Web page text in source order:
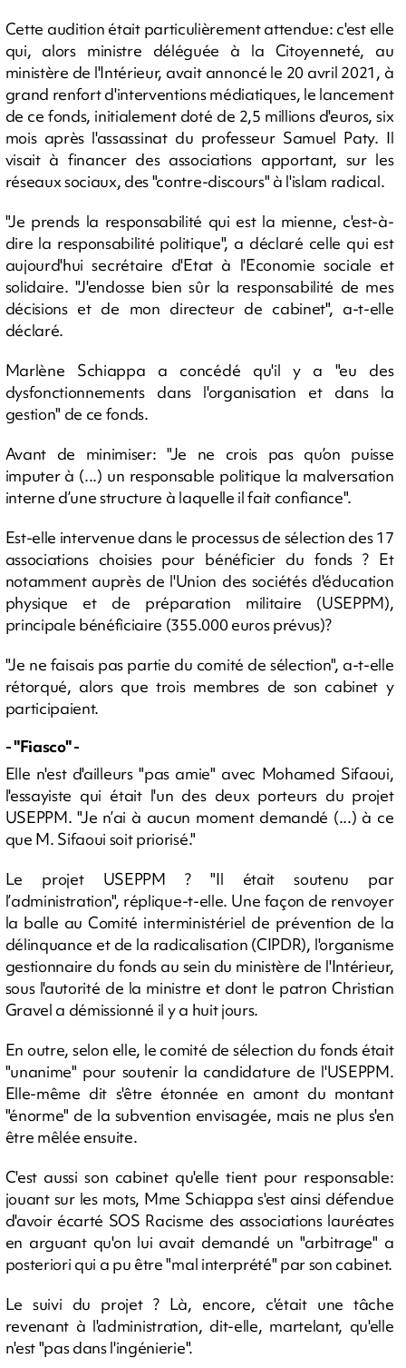
Cette audition était particulièrement attendue: c'est elle
qui, alors ministre déléguée à la Citoyenneté, au
ministère de l'Intérieur, avait annoncé le 20 avril 2021, à
grand renfort d'interventions médiatiques, le lancement
de ce fonds, initialement doté de 2,5 millions d'euros, six
mois après l'assassinat du professeur Samuel Paty. Il
visait à financer des associations apportant, sur les
réseaux sociaux, des "contre-discours" à l'islam radical.
"Je prends la responsabilité qui est la mienne, c'est-à-
dire la responsabilité politique", a déclaré celle qui est
aujourd'hui secrétaire d'Etat à l'Economie sociale et
solidaire. "J'endosse bien sûr la responsabilité de mes
décisions et de mon directeur de cabinet", a-t-elle
déclaré.
Marlène Schiappa a concédé qu'il y a "eu des
dysfonctionnements dans l'organisation et dans la
gestion" de ce fonds.
Avant de minimiser: "Je ne crois pas qu’on puisse
imputer à (...) un responsable politique la malversation
interne d’une structure à laquelle il fait confiance".
Est-elle intervenue dans le processus de sélection des 17
associations choisies pour bénéficier du fonds ? Et
notamment auprès de l'Union des sociétés d'éducation
physique et de préparation militaire (USEPPM),
principale bénéficiaire (355.000 euros prévus)?
"Je ne faisais pas partie du comité de sélection", a-t-elle
rétorqué, alors que trois membres de son cabinet y
participaient.
- "Fiasco" -
Elle n'est d'ailleurs "pas amie" avec Mohamed Sifaoui,
l'essayiste qui était l'un des deux porteurs du projet
USEPPM. "Je n’ai à aucun moment demandé (...) à ce
que M. Sifaoui soit priorisé."
Le projet USEPPM ? "Il était soutenu par
l’administration", réplique-t-elle. Une façon de renvoyer
la balle au Comité interministériel de prévention de la
délinquance et de la radicalisation (CIPDR), l'organisme
gestionnaire du fonds au sein du ministère de l'Intérieur,
sous l'autorité de la ministre et dont le patron Christian
Gravel a démissionné il y a huit jours.
En outre, selon elle, le comité de sélection du fonds était
"unanime" pour soutenir la candidature de l'USEPPM.
Elle-même dit s'être étonnée en amont du montant
"énorme" de la subvention envisagée, mais ne plus s'en
être mêlée ensuite.
C'est aussi son cabinet qu'elle tient pour responsable:
jouant sur les mots, Mme Schiappa s'est ainsi défendue
d'avoir écarté SOS Racisme des associations lauréates
en arguant qu'on lui avait demandé un "arbitrage" a
posteriori qui a pu être "mal interprété" par son cabinet.
Le suivi du projet ? Là, encore, c'était une tâche
revenant à l'administration, dit-elle, martelant, qu'elle
n'est "pas dans l'ingénierie".